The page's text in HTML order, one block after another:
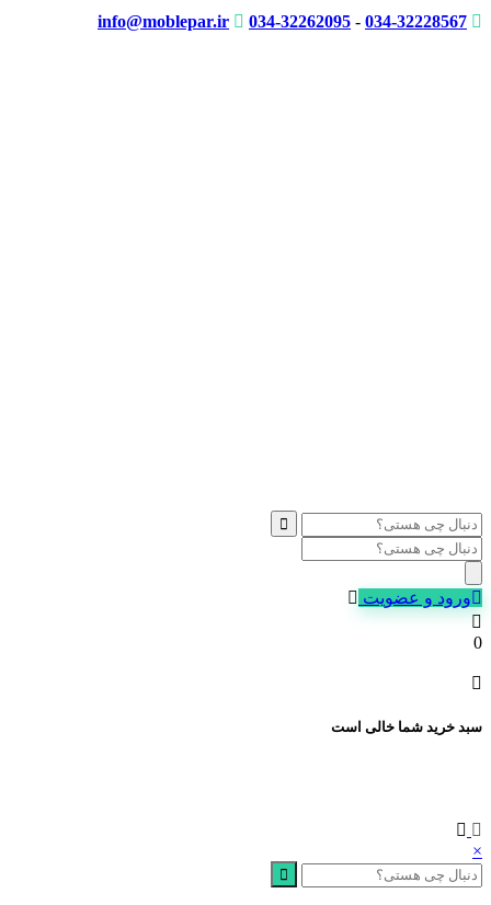
info@moblepar.ir 034-32262095 - 034-32228567
Products
search
ورود و عضویت
0
سبد خرید شما خالی است
×